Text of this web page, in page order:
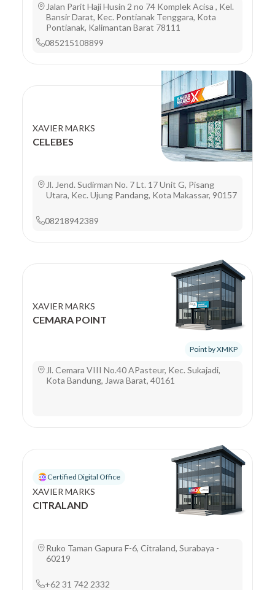
Jalan Parit Haji Husin 2 no 74 Komplek Acisa , Kel.
Bansir Darat, Kec. Pontianak Tenggara, Kota
Pontianak, Kalimantan Barat 78111
085215108899
XAVIER MARKS
CELEBES
Jl. Jend. Sudirman No. 7 Lt. 17 Unit G, Pisang
Utara, Kec. Ujung Pandang, Kota Makassar, 90157
08218942389
XAVIER MARKS
CEMARA POINT
Point by XMKP
Jl. Cemara VIII No.40 APasteur, Kec. Sukajadi,
Kota Bandung, Jawa Barat, 40161
Certified Digital Office
XAVIER MARKS
CITRALAND
Ruko Taman Gapura F-6, Citraland, Surabaya -
60219
+62 31 742 2332